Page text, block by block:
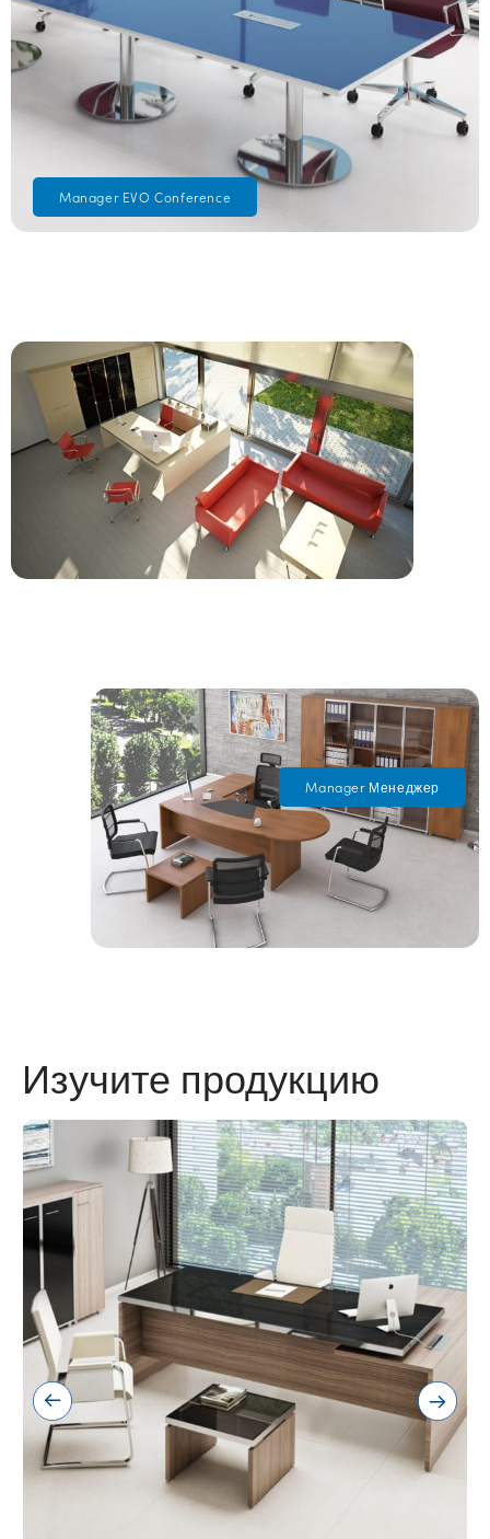
Manager EVO Conference
Manager Менеджер
Изучите продукцию